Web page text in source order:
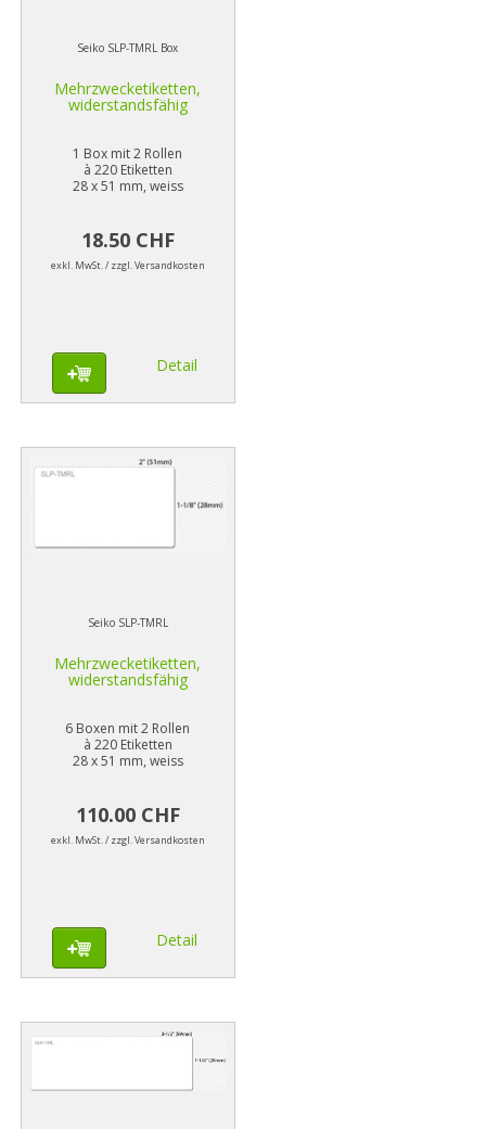
Seiko SLP-TMRL Box
Mehrzwecketiketten,
widerstandsfähig
1 Box mit 2 Rollen
à 220 Etiketten
28 x 51 mm, weiss
18.50 CHF
exkl. MwSt. / zzgl. Versandkosten
Detail
Seiko SLP-TMRL
Mehrzwecketiketten,
widerstandsfähig
6 Boxen mit 2 Rollen
à 220 Etiketten
28 x 51 mm, weiss
110.00 CHF
exkl. MwSt. / zzgl. Versandkosten
Detail